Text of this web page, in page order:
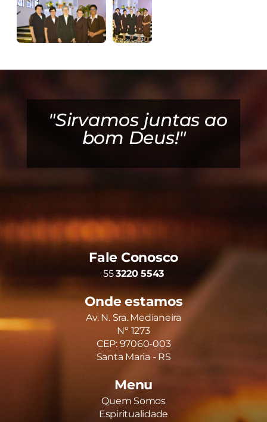
"Sirvamos juntas ao
bom Deus!"
"Deus é bom! Ele é
muito bom!"
Fale Conosco
553220 5543
Onde estamos
Av. N. Sra. Medianeira
Nº 1273
CEP: 97060-003
Santa Maria - RS
Menu
Quem Somos
Espiritualidade